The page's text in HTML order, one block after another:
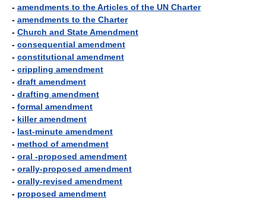
- amendments to the Articles of the UN Charter
- amendments to the Charter
- Church and State Amendment
- consequential amendment
- constitutional amendment
- crippling amendment
- draft amendment
- drafting amendment
- formal amendment
- killer amendment
- last-minute amendment
- method of amendment
- oral -proposed amendment
- orally-proposed amendment
- orally-revised amendment
- proposed amendment